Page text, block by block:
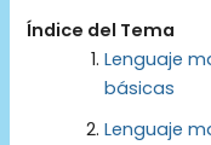
Índice del Tema
Lenguaje
básicas
Lenguaje